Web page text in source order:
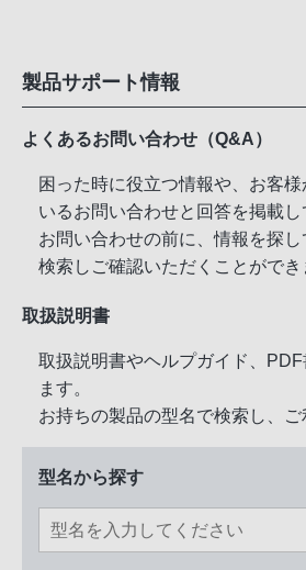
製品サポート情報
よくあるお問い合わせ（Q&A）
困った時に役立つ情報や、お客
いるお問い合わせと回答を掲載し
お問い合わせの前に、情報を探
検索しご確認いただくことができ
取扱説明書
取扱説明書やヘルプガイド、
ます。
お持ちの製品の型名で検索し、ご
型名から探す